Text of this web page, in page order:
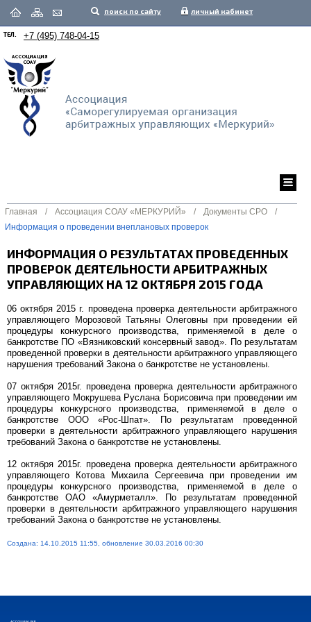
поиск по сайту личный кабинет
ТЕЛ. +7 (495) 748-04-15
Главная / Ассоциация СОАУ «МЕРКУРИЙ» / Документы СРО
/
Информация о проведении внеплановых проверок
ИНФОРМАЦИЯ О РЕЗУЛЬТАТАХ ПРОВЕДЕННЫХ
ПРОВЕРОК ДЕЯТЕЛЬНОСТИ АРБИТРАЖНЫХ
УПРАВЛЯЮЩИХ НА 12 ОКТЯБРЯ 2015 ГОДА
06 октября 2015 г. проведена проверка деятельности арбитражного
управляющего Морозовой Татьяны Олеговны при проведении ей
процедуры конкурсного производства, применяемой в деле о
банкротстве ПО «Вязниковский консервный завод». По результатам
проведенной проверки в деятельности арбитражного управляющего
нарушения требований Закона о банкротстве не установлены.
07 октября 2015г. проведена проверка деятельности арбитражного
управляющего Мокрушева Руслана Борисовича при проведении им
процедуры конкурсного производства, применяемой в деле о
банкротстве ООО «Рос-Шпат». По результатам проведенной
проверки в деятельности арбитражного управляющего нарушения
требований Закона о банкротстве не установлены.
12 октября 2015г. проведена проверка деятельности арбитражного
управляющего Котова Михаила Сергеевича при проведении им
процедуры конкурсного производства, применяемой в деле о
банкротстве ОАО «Амурметалл». По результатам проведенной
проверки в деятельности арбитражного управляющего нарушения
требований Закона о банкротстве не установлены.
Создана: 14.10.2015 11:55, обновление 30.03.2016 00:30